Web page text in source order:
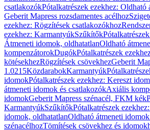
csatlakozókPótalkatrészek ezekhez:
Geberit Mapress rozsdamentes acélhoz
ezekhez: Rögzítések csatlakozókhoz
ezekhez: KarmantyúkSzűkítők
Átmeneti idomok, oldhatatlanOldható
kompenzátorokDugókPótalkatrészek
kötésekhezRögzítések csövekhezGeberit
1.0215KözdarabokKarmantyúk
idomokPótalkatrészek ezekhez: Kereszt
átmeneti idomok és csatlakozókAxiális
idomokGeberit Mapress szénacél, FKM kék
KarmantyúkSzűkítőkPótalkatrészek
idomok, oldhatatlanOldható átmeneti
szénacélhozTömítések csövekhez és